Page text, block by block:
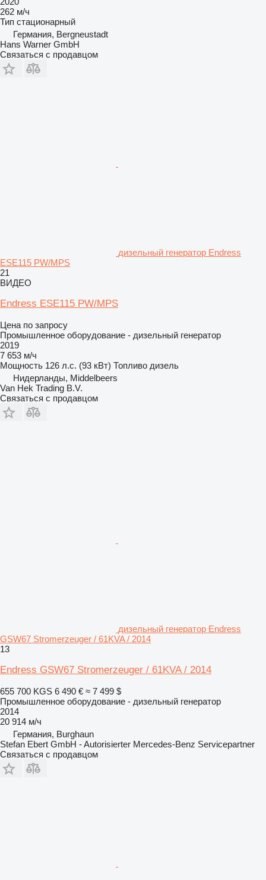
262 м/ч
Тип стационарный
Германия, Bergneustadt
Hans Warner GmbH
Связаться с продавцом
дизельный генератор Endress
ESE115 PW/MPS
21
ВИДЕО
Endress ESE115 PW/MPS
Цена по запросу
Промышленное оборудование - дизельный генератор
2019
7 653 м/ч
Мощность 126 л.с. (93 кВт) Топливо дизель
Нидерланды, Middelbeers
Van Hek Trading B.V.
Связаться с продавцом
дизельный генератор Endress
GSW67 Stromerzeuger / 61KVA / 2014
13
Endress GSW67 Stromerzeuger / 61KVA / 2014
655 700 KGS 6 490 € ≈ 7 499 $
Промышленное оборудование - дизельный генератор
2014
20 914 м/ч
Германия, Burghaun
Stefan Ebert GmbH - Autorisierter Mercedes-Benz Servicepartner
Связаться с продавцом